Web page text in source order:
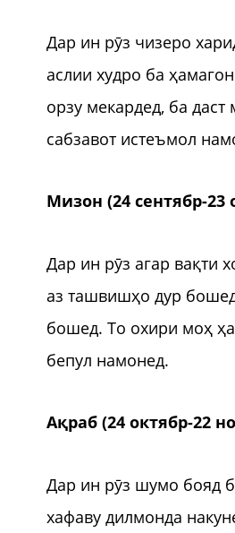
Дар ин рӯз чизеро
аслии худро ба
орзу мекардед, ба
сабзавот истеъмол
Мизон (24 сентябр-23
Дар ин рӯз агар вақти
аз ташвишҳо дур
бошед. То охири моҳ
бепул намонед.
Ақраб (24 октябр-22
Дар ин рӯз шумо бояд
хафаву дилмонда